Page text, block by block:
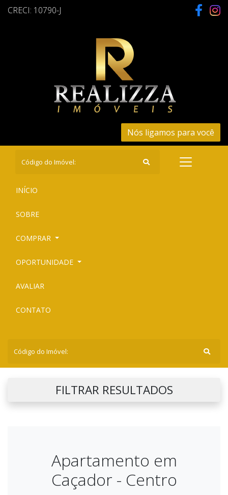
CRECI: 10790-J
Nós ligamos para você
INÍCIO
SOBRE(CURRENT)
COMPRAR
OPORTUNIDADE
AVALIAR
CONTATO
FILTRAR RESULTADOS
Apartamento em
Caçador - Centro